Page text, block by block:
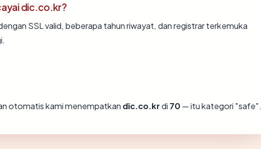
dic.co.kr?
SSL valid, beberapa tahun riwayat, dan registrar terkemuka
otomatis kami menempatkan dic.co.krdi 70 — itu kategori "safe".